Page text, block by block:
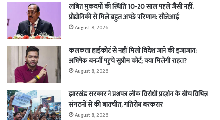
लंबित मुकदमों की स्थिति 10-20 साल पहले जैसी नहीं,
प्रौद्योगिकी से मिले बहुत अच्छे परिणाम: सीजेआई
August 8, 2026
कलकत्ता हाईकोर्ट से नहीं मिली विदेश जाने की इजाजात:
अभिषेक बनर्जी पहुंचे सुप्रीम कोर्ट; क्या मिलेगी राहत?
August 8, 2026
झारखंड सरकार ने प्रश्नपत्र लीक विरोधी प्रदर्शन के बीच विभिन्न
संगठनों से की बातचीत, गतिरोध बरकरार
August 8, 2026